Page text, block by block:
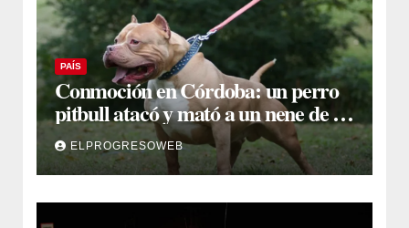
PAÍS
Conmoción en Córdoba: un perro
pitbull atacó y mató a un nene de 3
años
ELPROGRESOWEB